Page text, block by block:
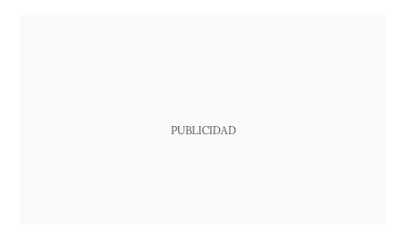
PUBLICIDAD